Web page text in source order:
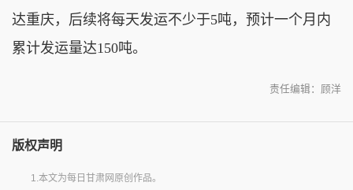
达重庆，后续将每天发运不少于5吨，预计一个月内
累计发运量达150吨。
责任编辑：顾洋
版权声明
1.本文为每日甘肃网原创作品。